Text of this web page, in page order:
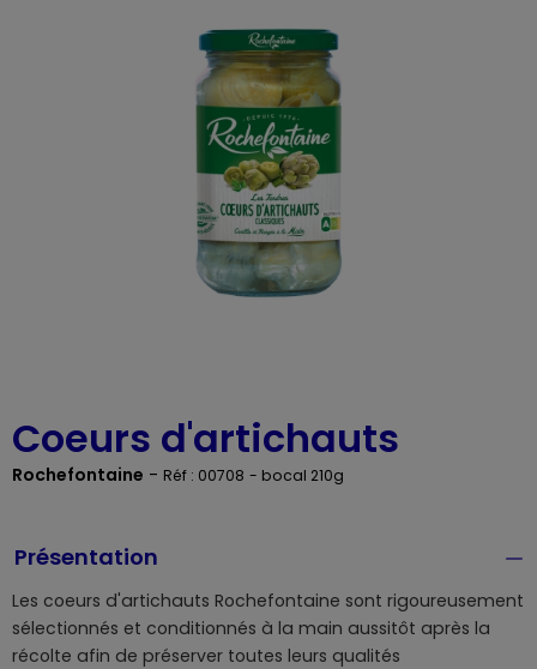
Coeurs d'artichauts
Rochefontaine - Réf : 00708 - bocal 210g
Présentation
Les coeurs d'artichauts Rochefontaine sont rigoureusement
sélectionnés et conditionnés à la main aussitôt après la
récolte afin de préserver toutes leurs qualités